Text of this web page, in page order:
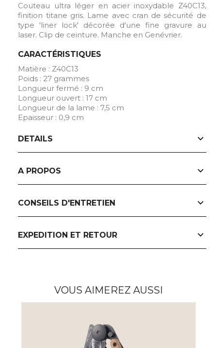
Couteau ultra léger en acier inoxydable Z40C13,
finition titane gris. Lame avec cran de sécurité de
type 'liner lock' décorée d'une fine gravure au
laser. Clip de ceinture. Manche en Genévrier.
CARACTÉRISTIQUES
Matière : Z40C13
Poids : 27 grammes
Longueur fermé : 9 cm
Longueur ouvert : 17 cm
Longueur de la lame : 7,5 cm
Epaisseur : 0,9 cm
DETAILS expand_more
A PROPOS expand_more
CONSEILS D'ENTRETIEN expand_more
EXPEDITION ET RETOUR expand_more
VOUS AIMEREZ AUSSI